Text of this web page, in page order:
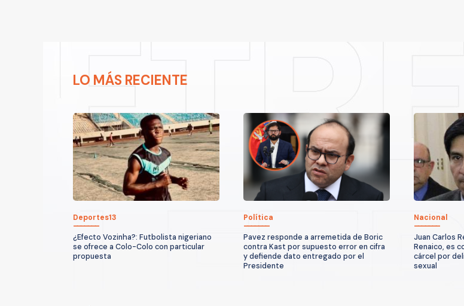
LO MÁS RECIENTE
Deportes13
¿Efecto Vozinha?: Futbolista nigeriano
se ofrece a Colo-Colo con particular
propuesta
Política
Pavez responde a arremetida de Boric
contra Kast por supuesto error en cifra
y defiende dato entregado por el
Presidente
Nacional
Juan Carlos
Renaico, es
cárcel por
sexual